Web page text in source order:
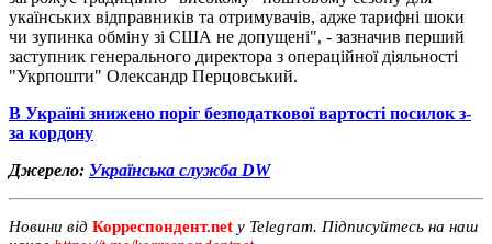
укаїнських відправників та отримувачів, адже тарифні шоки
чи зупинка обміну зі США не допущені", - зазначив перший
заступник генерального директора з операційної діяльності
"Укрпошти" Олександр Перцовський.
В Україні знижено поріг безподаткової вартості посилок з-
за кордону
Джерело: Українська служба DW
Новини від Корреспондент.net у Telegram. Підписуйтесь на наш